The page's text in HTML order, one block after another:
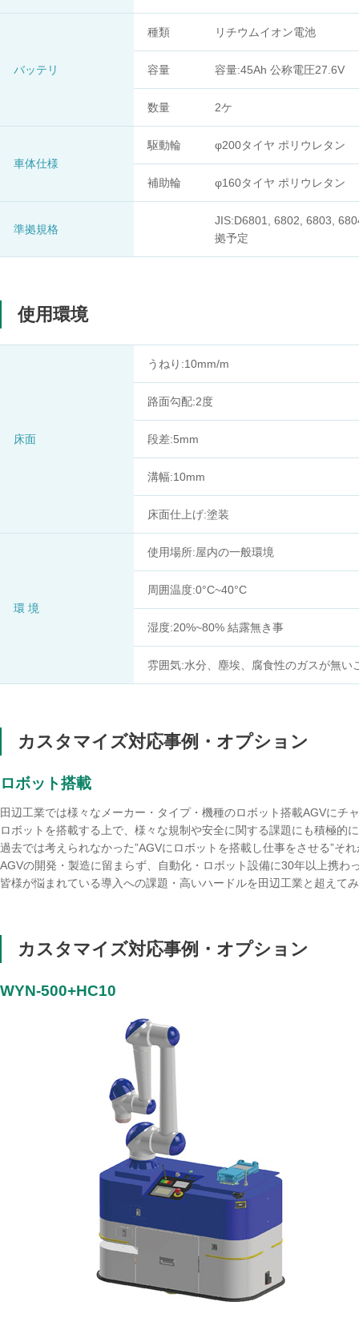
バッテリ
種類 リチウムイオン電池
容量 容量:45Ah 公称電圧27.6V
数量 2ケ
車体仕様
駆動輪 φ200タイヤ ポリウレタン
補助輪 φ160タイヤ ポリウレタン
準拠規格
JIS:D6801, 6802, 6803,
拠予定
使用環境
床面
うねり:10mm/m
路面勾配:2度
段差:5mm
溝幅:10mm
床面仕上げ:塗装
環 境
使用場所:屋内の一般環境
周囲温度:0°C~40°C
湿度:20%~80% 結露無き事
雰囲気:水分、塵埃、腐食性のガスが無い
カスタマイズ対応事例・オプション
ロボット搭載
田辺工業では様々なメーカー・タイプ・機種のロボット搭載AGVにチ
ロボットを搭載する上で、様々な規制や安全に関する課題にも積極的
過去では考えられなかった”AGVにロボットを搭載し仕事をさせる”そ
AGVの開発・製造に留まらず、自動化・ロボット設備に30年以上携
皆様が悩まれている導入への課題・高いハードルを田辺工業と超えて
カスタマイズ対応事例・オプション
WYN-500+HC10